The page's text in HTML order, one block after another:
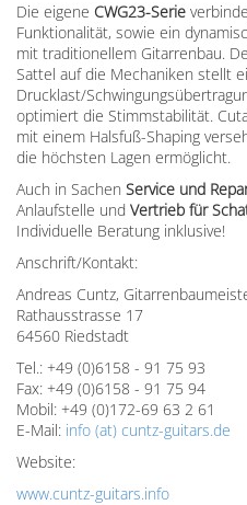
Die eigene CWG23-Serie
Funktionalität, sowie ein
mit traditionellem Gitarrenbau.
Sattel auf die Mechaniken stellt
Drucklast/
optimiert die Stimmstabilität.
mit einem Halsfuß-Shaping
die höchsten Lagen ermöglicht.
Auch in Sachen Service und
Anlaufstelle und Vertrieb für
Individuelle Beratung inklusive!
Anschrift/Kontakt:
Andreas Cuntz,
Rathausstrasse 17
64560 Riedstadt
Tel.: +49 (0)6158 - 91 75 93
Fax: +49 (0)6158 - 91 75 94
Mobil: +49 (0)172-69 63 2 61
E-Mail: info (at) cuntz-guitars.de
Website:
www.cuntz-guitars.info